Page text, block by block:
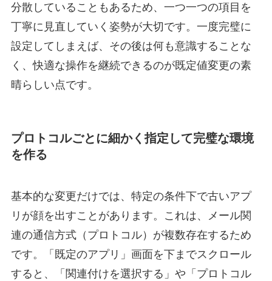
分散していることもあるため、一つ一つの項目を
丁寧に見直していく姿勢が大切です。一度完璧に
設定してしまえば、その後は何も意識することな
く、快適な操作を継続できるのが既定値変更の素
晴らしい点です。
プロトコルごとに細かく指定して完璧な環境
を作る
基本的な変更だけでは、特定の条件下で古いアプ
リが顔を出すことがあります。これは、メール関
連の通信方式（プロトコル）が複数存在するため
です。「既定のアプリ」画面を下までスクロール
すると、「関連付けを選択する」や「プロトコル